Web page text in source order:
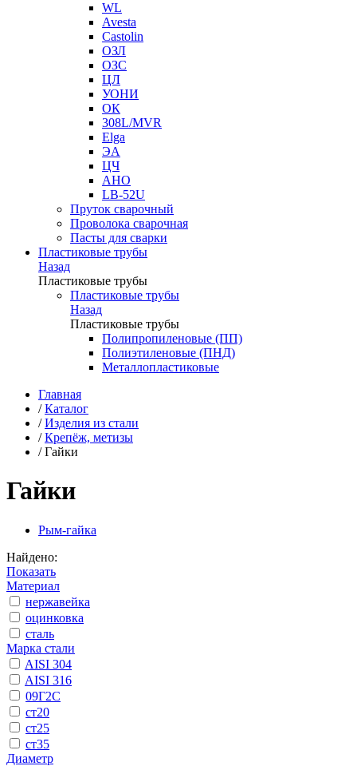
WL
Avesta
Castolin
ОЗЛ
ОЗС
ЦЛ
УОНИ
ОК
308L/MVR
Elga
ЭА
ЦЧ
АНО
LB-52U
Пруток сварочный
Проволока сварочная
Пасты для сварки
Пластиковые трубы
Назад
Пластиковые трубы
Пластиковые трубы
Назад
Пластиковые трубы
Полипропиленовые (ПП)
Полиэтиленовые (ПНД)
Металлопластиковые
Главная
/ Каталог
/ Изделия из стали
/ Крепёж, метизы
/ Гайки
Гайки
Рым-гайка
Найдено:
Показать
Материал
нержавейка
оцинковка
сталь
Марка стали
AISI 304
AISI 316
09Г2С
ст20
ст25
ст35
Диаметр